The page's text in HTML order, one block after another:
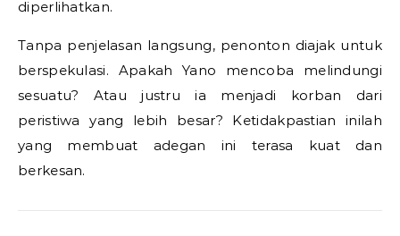
diperlihatkan.
Tanpa penjelasan langsung, penonton diajak untuk
berspekulasi. Apakah Yano mencoba melindungi
sesuatu? Atau justru ia menjadi korban dari
peristiwa yang lebih besar? Ketidakpastian inilah
yang membuat adegan ini terasa kuat dan
berkesan.